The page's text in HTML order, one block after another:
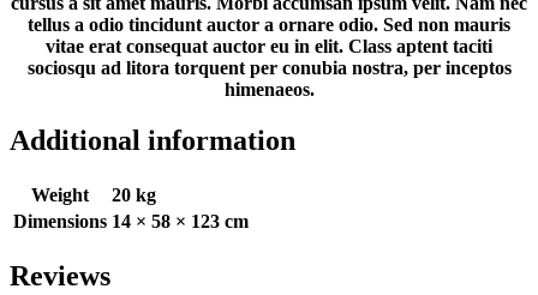
tellus a odio tincidunt auctor a ornare odio. Sed non mauris
vitae erat consequat auctor eu in elit. Class aptent taciti
sociosqu ad litora torquent per conubia nostra, per inceptos
himenaeos.
Additional information
Weight
20 kg
Dimensions 14 × 58 × 123 cm
Reviews